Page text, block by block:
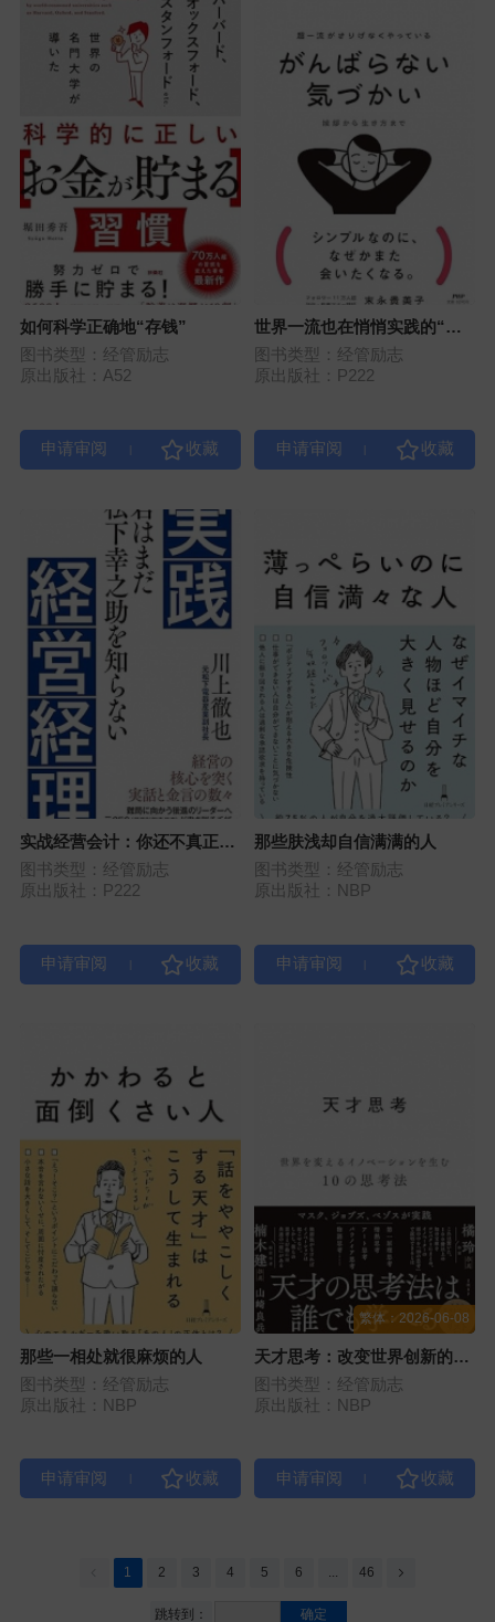
如何科学正确地“存钱”
图书类型：经管励志
原出版社：A52
世界一流也在悄悄实践的“不
费力体贴”
图书类型：经管励志
原出版社：P222
实战经营会计：你还不真正了
解松下幸之助
图书类型：经管励志
原出版社：P222
那些肤浅却自信满满的人
图书类型：经管励志
原出版社：NBP
那些一相处就很麻烦的人
图书类型：经管励志
原出版社：NBP
繁体：2026-06-08
天才思考：改变世界创新的10
种思考法
图书类型：经管励志
原出版社：NBP
1 2 3 4 5 6 ... 46
跳转到： 确定